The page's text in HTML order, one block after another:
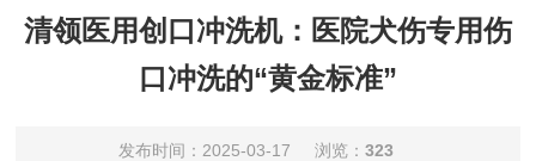
清领医用创口冲洗机：医院犬伤专用伤
口冲洗的“黄金标准”
发布时间：2025-03-17 浏览： 323